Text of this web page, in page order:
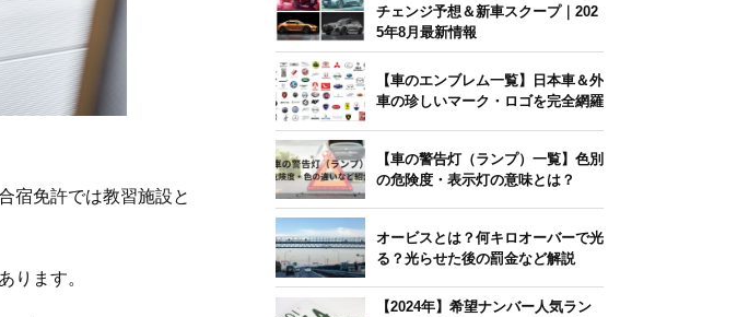
宿免許では教習施設と
ります。
チェンジ予想＆新車スクープ｜202
5年8月最新情報
【車のエンブレム一覧】日本車＆外
車の珍しいマーク・ロゴを完全網羅
【車の警告灯（ランプ）一覧】色別
の危険度・表示灯の意味とは？
オービスとは？何キロオーバーで光
る？光らせた後の罰金など解説
【2024年】希望ナンバー人気ラン